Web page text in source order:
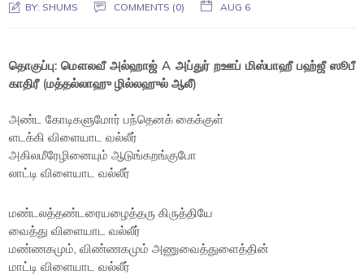
BY: SHUMS COMMENTS (0) AUG 6
தொகுப்பு: மௌலவீ அல்ஹாஜ் A அப்துர் றஊப் மிஸ்பாஹீ பஹ்ஜீ ஸூபீ
காதிரீ (மத்தல்லாஹு ழில்லஹுல் ஆலீ)
அண்ட கோடிகளுமோர் பந்தெனக் கைக்குள்
ளடக்கி விளையாட வல்லீர்
அகிலமீரேழினையும் ஆடுங்கறங்குபோ
லாட்டி விளையாட வல்லீர்
மண்டலத்தண்டரையழைத்தரு கிருத்தியே
வைத்து விளையாட வல்லீர்
மண்ணகமும், விண்ணகமும் அணுவைத்துளைத்தின்
மாட்டி விளையாட வல்லீர்